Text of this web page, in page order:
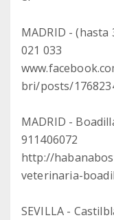
MADRID - (hasta
021 033
bri/posts/
MADRID -
911406072
http://
veterinaria-
SEVILLA -